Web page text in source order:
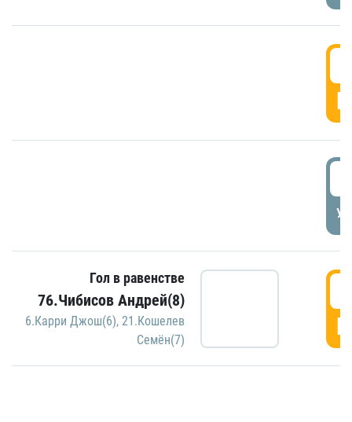
Гол в равенстве
76.Чибисов Андрей(8)
6.Карри Джош(6), 21.Кошелев
Семён(7)